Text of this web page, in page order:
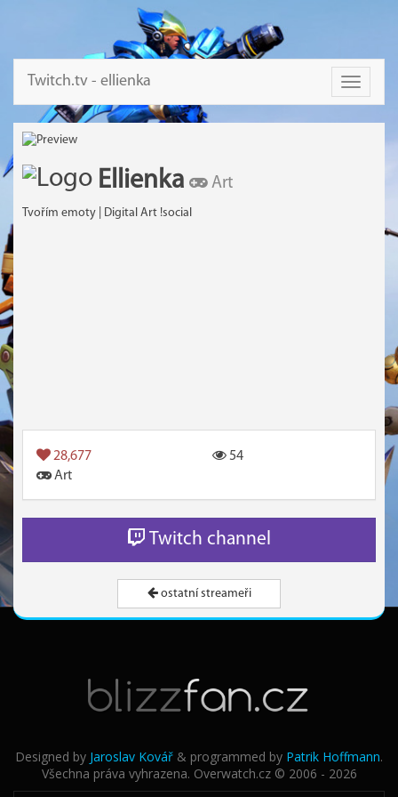
Toggle
Twitch.tv - ellienka
Ellienka Art
Tvořím emoty | Digital Art !social
28,677
54
Art
Twitch channel
ostatní streameři
Designed by Jaroslav Kovář & programmed by Patrik Hoffmann.
Všechna práva vyhrazena. Overwatch.cz © 2006 - 2026